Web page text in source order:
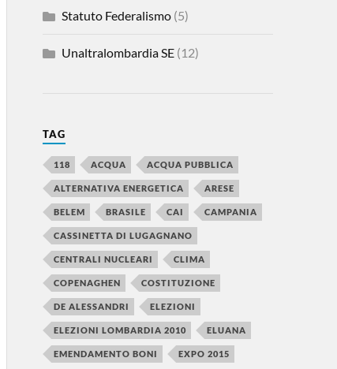
Statuto Federalismo(5)
Unaltralombardia SE(12)
TAG
118 ACQUA ACQUA PUBBLICA
ALTERNATIVA ENERGETICA ARESE
BELEM BRASILE CAI CAMPANIA
CASSINETTA DI LUGAGNANO
CENTRALI NUCLEARI CLIMA
COPENAGHEN COSTITUZIONE
DE ALESSANDRI ELEZIONI
ELEZIONI LOMBARDIA 2010 ELUANA
EMENDAMENTO BONI EXPO 2015